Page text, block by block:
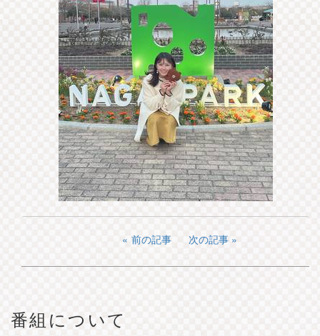
前の記事 次の記事
番組について